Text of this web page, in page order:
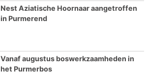
Nest Aziatische Hoornaar aangetroffen
in Purmerend
Vanaf augustus boswerkzaamheden in
het Purmerbos